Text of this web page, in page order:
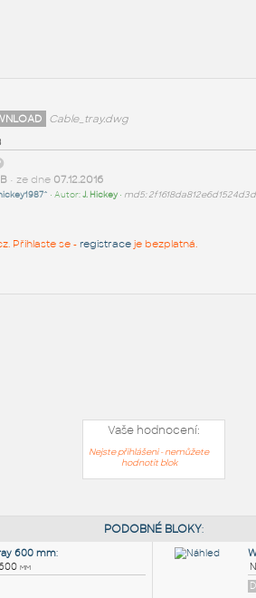
Cable_tray.dwg
• ze dne 07.12.2016
• Autor:J. Hickey• md5:
Přihlaste se - registraceje bezplatná.
Vaše hodnocení:
Nejste přihlášeni - nemůžete
hodnotit blok